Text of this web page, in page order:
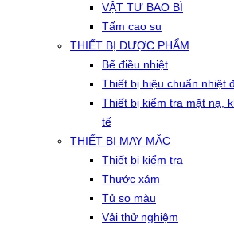
VẬT TƯ BAO BÌ
Tấm cao su
THIẾT BỊ DƯỢC PHẨM
Bể điều nhiệt
Thiết bị hiệu chuẩn nhiệt
Thiết bị kiểm tra mặt nạ,
tế
THIẾT BỊ MAY MẶC
Thiết bị kiểm tra
Thước xám
Tủ so màu
Vải thử nghiệm